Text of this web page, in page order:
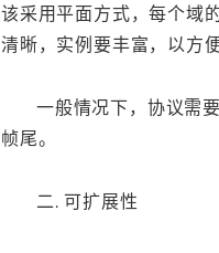
该采用平面方式，每个域
清晰，实例要丰富，以方
一般情况下，协议需
帧尾。
二. 可扩展性